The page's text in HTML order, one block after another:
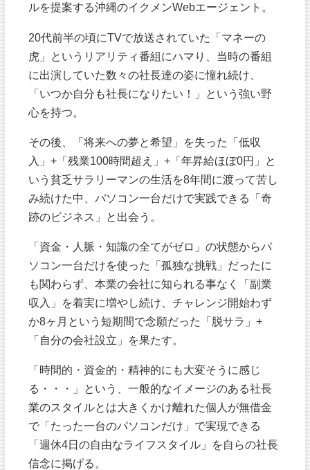
ルを提案する沖縄のイクメンWebエージェント。
20代前半の頃にTVで放送されていた「マネーの
虎」というリアリティ番組にハマり、当時の番組
に出演していた数々の社長達の姿に憧れ続け、
「いつか自分も社長になりたい！」という強い野
心を持つ。
その後、「将来への夢と希望」を失った「低収
入」+「残業100時間超え」+「年昇給ほぼ0円」と
いう貧乏サラリーマンの生活を8年間に渡って苦し
み続けた中、パソコン一台だけで実践できる「奇
跡のビジネス」と出会う。
「資金・人脈・知識の全てがゼロ」の状態からパ
ソコン一台だけを使った「孤独な挑戦」だったに
も関わらず、本業の会社に知られる事なく「副業
収入」を着実に増やし続け、チャレンジ開始わず
か8ヶ月という短期間で念願だった「脱サラ」+
「自分の会社設立」を果たす。
「時間的・資金的・精神的にも大変そうに感じ
る・・・」という、一般的なイメージのある社長
業のスタイルとは大きくかけ離れた個人が無借金
で「たった一台のパソコンだけ」で実現できる
「週休4日の自由なライフスタイル」を自らの社長
信念に掲げる。